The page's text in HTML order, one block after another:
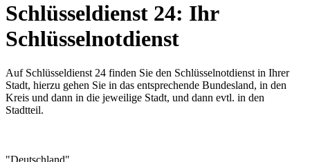
Schlüsseldienst 24: Ihr
Schlüsselnotdienst
Auf Schlüsseldienst 24 finden Sie den Schlüsselnotdienst in Ihrer
Stadt, hierzu gehen Sie in das entsprechende Bundesland, in den
Kreis und dann in die jeweilige Stadt, und dann evtl. in den
Stadtteil.
"Deutschland"